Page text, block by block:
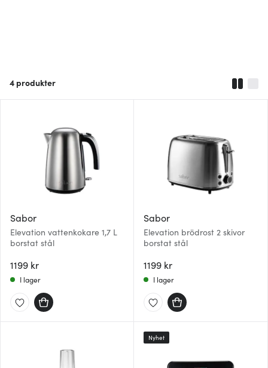
4 produkter
Sabor
Elevation vattenkokare 1,7 L
borstat stål
1199 kr
I lager
Sabor
Elevation brödrost 2 skivor
borstat stål
1199 kr
I lager
Nyhet